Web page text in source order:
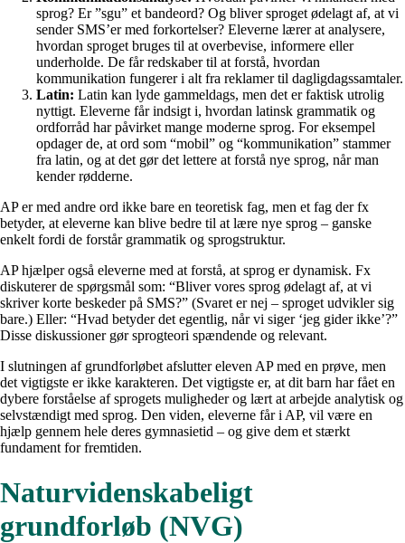
sprog? Er ”sgu” et bandeord? Og bliver sproget ødelagt af, at vi
sender SMS’er med forkortelser? Eleverne lærer at analysere,
hvordan sproget bruges til at overbevise, informere eller
underholde. De får redskaber til at forstå, hvordan
kommunikation fungerer i alt fra reklamer til dagligdagssamtaler.
Latin: Latin kan lyde gammeldags, men det er faktisk utrolig
nyttigt. Eleverne får indsigt i, hvordan latinsk grammatik og
ordforråd har påvirket mange moderne sprog. For eksempel
opdager de, at ord som “mobil” og “kommunikation” stammer
fra latin, og at det gør det lettere at forstå nye sprog, når man
kender rødderne.
AP er med andre ord ikke bare en teoretisk fag, men et fag der fx
betyder, at eleverne kan blive bedre til at lære nye sprog – ganske
enkelt fordi de forstår grammatik og sprogstruktur.
AP hjælper også eleverne med at forstå, at sprog er dynamisk. Fx
diskuterer de spørgsmål som: “Bliver vores sprog ødelagt af, at vi
skriver korte beskeder på SMS?” (Svaret er nej – sproget udvikler sig
bare.) Eller: “Hvad betyder det egentlig, når vi siger ‘jeg gider ikke’?”
Disse diskussioner gør sprogteori spændende og relevant.
I slutningen af grundforløbet afslutter eleven AP med en prøve, men
det vigtigste er ikke karakteren. Det vigtigste er, at dit barn har fået en
dybere forståelse af sprogets muligheder og lært at arbejde analytisk og
selvstændigt med sprog. Den viden, eleverne får i AP, vil være en
hjælp gennem hele deres gymnasietid – og give dem et stærkt
fundament for fremtiden.
Naturvidenskabeligt
grundforløb (NVG)